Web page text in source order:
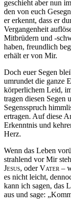
geschieht aber nun
den von euch
er erkennt, dass er
Vergangenheit
Mitbrüdern und -
haben, freundlich
erhält er von Mir.
Doch euer Segen
umrundet die ganze
körperlichem Leid,
tragen diesen Segen
Segensspruch
ertragen. Auf diese
Erkenntnis und
Herz.
Wenn das Leben
strahlend vor Mir
Jesus, oderVater –
es nicht leicht,
kann ich sagen, das
aus und sage: